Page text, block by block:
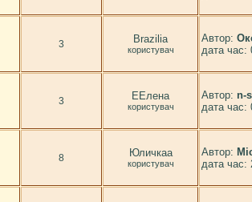
3 Brazilia
користувач
Автор:
дата час:
3 ЕЕлена
користувач
Автор: n-
дата час:
8 Юличкаа
користувач
Автор:
дата час: